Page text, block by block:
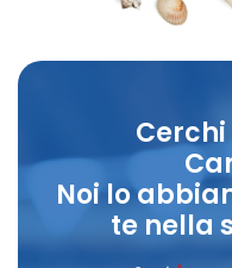
Noi lo
te nella